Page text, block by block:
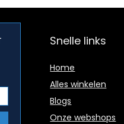
Snelle links
Home
Alles winkelen
Blogs
Onze webshops